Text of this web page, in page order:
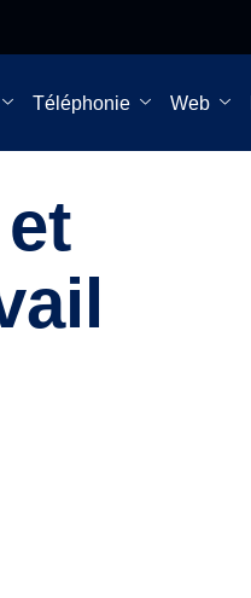
STOP
Téléphonie Web